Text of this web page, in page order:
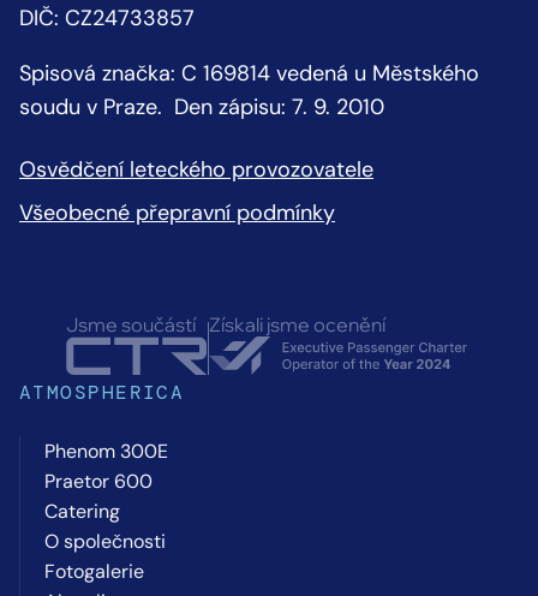
DIČ: CZ24733857
Spisová značka: C 169814 vedená u Městského
soudu v Praze. Den zápisu: 7. 9. 2010
Osvědčení leteckého provozovatele
Všeobecné přepravní podmínky
Jsme součástí Získali jsme ocenění
ATMOSPHERICA
Phenom 300E
Praetor 600
Catering
O společnosti
Fotogalerie